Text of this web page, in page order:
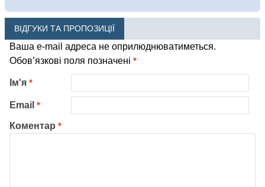
ВІДГУКИ ТА ПРОПОЗИЦІЇ
Ваша e-mail адреса не оприлюднюватиметься.
Обов’язкові поля позначені *
Коментар *
Ім'я *
Email *